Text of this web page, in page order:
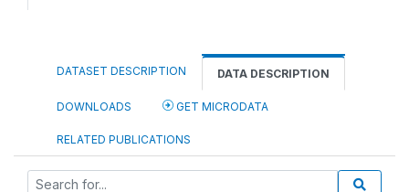
DATASET DESCRIPTION DATA DESCRIPTION
DOWNLOADS GET MICRODATA
RELATED PUBLICATIONS